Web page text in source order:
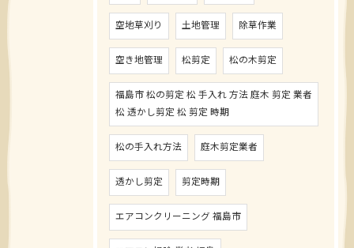
空地草刈り 土地管理 除草作業
空き地管理 松剪定 松の木剪定
福島市 松の剪定 松 手入れ 方法 庭木 剪定 業者
松 透かし剪定 松 剪定 時期
松の手入れ方法 庭木剪定業者
透かし剪定 剪定時期
エアコンクリーニング 福島市